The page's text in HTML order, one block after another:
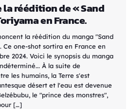
réédition de « Sand
en France.
la réédition du manga "Sand
Ce one-shot sortira en France en
2024. Voici le synopsis du manga
À la suite de
les humains, la Terre s'est
désert et l'eau est devenue
le "prince des monstres",
[…]